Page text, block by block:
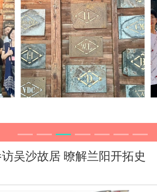
吴沙故居 暸解兰阳开拓史